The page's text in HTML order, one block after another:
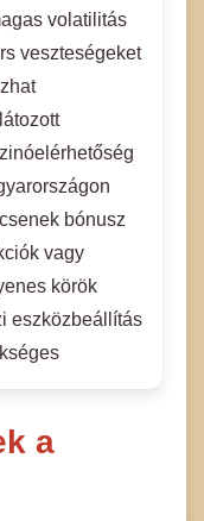
volatilitás
veszteségeket
bónusz
vagy
körök
eszközbeállítás
a